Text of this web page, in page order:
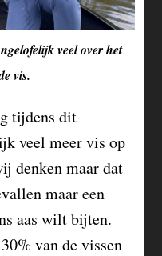
veel over het
vis.
tijdens dit
veel meer vis op
denken maar dat
maar een
aas wilt bijten.
van de vissen